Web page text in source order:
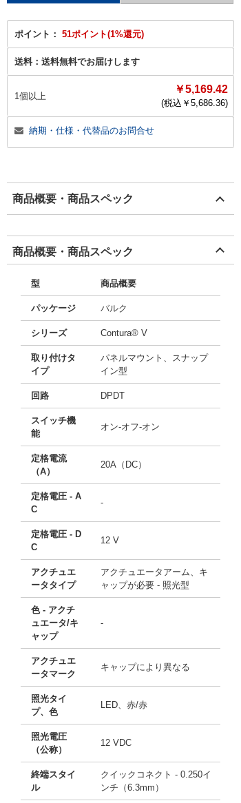
ポイント： 51ポイント(1%還元)
送料： 送料無料でお届けします
1個以上
￥5,169.42
(税込￥ 5,686.36)
納期・仕様・代替品のお問合せ
商品概要・商品スペック
商品概要・商品スペック
型 商品概要
パッケージ バルク
シリーズ Contura® V
取り付けタ
イプ
パネルマウント、スナップ
イン型
回路 DPDT
スイッチ機
能
オン-オフ-オン
定格電流
（A）
20A（DC）
定格電圧 - A
C
-
定格電圧 - D
C
12 V
アクチュエ
ータタイプ
アクチュエータアーム、キ
ャップが必要 - 照光型
色 - アクチ
ュエータ/キ
ャップ
-
アクチュエ
ータマーク
キャップにより異なる
照光タイ
プ、色
LED、赤/赤
照光電圧
（公称）
12 VDC
終端スタイ
ル
クイックコネクト - 0.250イ
ンチ（6.3mm）